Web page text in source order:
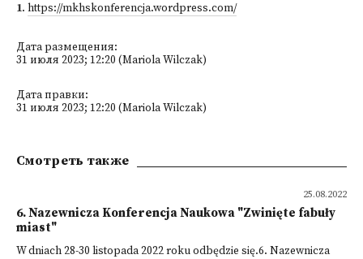
1. https://mkhskonferencja.wordpress.com/
Дата размещения:
31 июля 2023; 12:20 (Mariola Wilczak)
Дата правки:
31 июля 2023; 12:20 (Mariola Wilczak)
Смотреть также
25.08.2022
6. Nazewnicza Konferencja Naukowa "Zwinięte fabuły
miast"
W dniach 28-30 listopada 2022 roku odbędzie się.6. Nazewnicza